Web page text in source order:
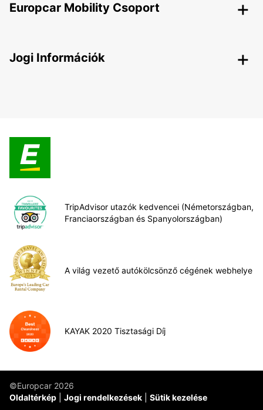
Europcar Mobility Csoport
Jogi Információk
TripAdvisor utazók kedvencei (Németországban,
Franciaországban és Spanyolországban)
A világ vezető autókölcsönző cégének webhelye
KAYAK 2020 Tisztasági Díj
©Europcar 2026
Oldaltérkép
Jogi rendelkezések Sütik kezelése